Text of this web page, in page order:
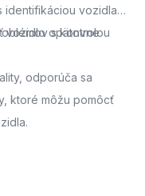
identifikáciou vozidla.
vozidlo opätovne
s kontrolou
odporúča sa
ktoré môžu pomôcť